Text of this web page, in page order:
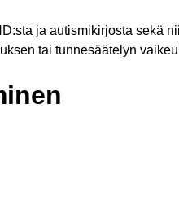
ja autismikirjosta sekä
tai tunnesäätelyn